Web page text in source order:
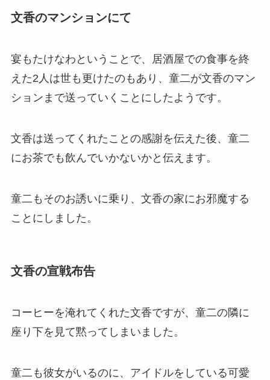
文香のマンションにて
宴もたけなわということで、居酒屋での食事を終
えた2人は世も更けたのもあり、童二が文香のマン
ションまで送っていくことにしたようです。
文香は送ってくれたことの感謝を伝えた後、童二
にお茶でも飲んでいかないかと伝えます。
童二もそのお誘いに乗り、文香の家にお邪魔する
ことにしました。
文香の宣戦布告
コーヒーを淹れてくれた文香ですが、童二の隣に
座り下を見て黙ってしまいました。
童二も彼女がいるのに、アイドルをしている可愛